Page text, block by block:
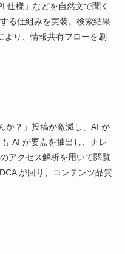
仕様」などを自然文で聞く
る仕組みを実装。検索結果
より、情報共有フローを刷
か？」投稿が激減し、AI が
AI が要点を抽出し、ナレ
アクセス解析を用いて閲覧
が回り、コンテンツ品質